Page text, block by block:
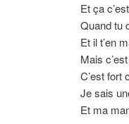
Et ça
Quand tu
Et il t’en
Mais
C’est fort
Je sais
Et ma